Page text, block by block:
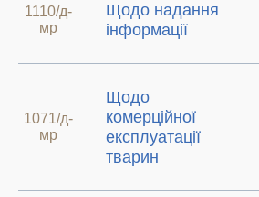
1110/д-
мр
Щодо надання
інформації
1071/д-
мр
Щодо
комерційної
експлуатації
тварин